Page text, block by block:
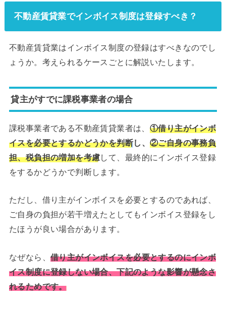
不動産賃貸業でインボイス制度は登録すべき？
不動産賃貸業はインボイス制度の登録はすべきなのでし
ょうか。考えられるケースごとに解説いたします。
貸主がすでに課税事業者の場合
課税事業者である不動産賃貸業者は、 ①借り主がインボ
イスを必要とするかどうかを判断し、 ②ご自身の事務負
担、税負担の増加を考慮して、最終的にインボイス登録
をするかどうかで判断します。
ただし、借り主がインボイスを必要とするのであれば、
ご自身の負担が若干増えたとしてもインボイス登録をし
たほうが良い場合があります。
なぜなら、 借り主がインボイスを必要とするのにインボ
イス制度に登録しない場合、下記のような影響が懸念さ
れるためです。